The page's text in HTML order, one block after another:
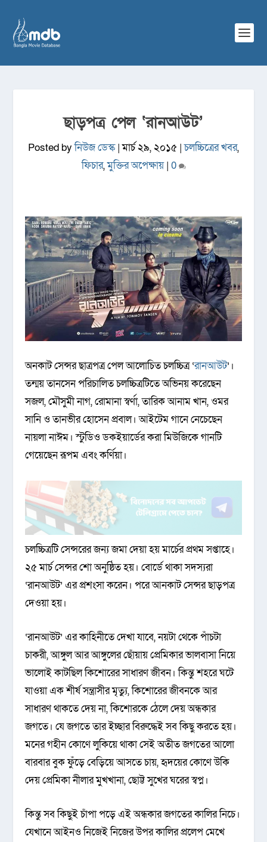
ছাড়পত্র পেল ‘রানআউট’
Posted byনিউজ ডেস্ক|মার্চ ২৯, ২০১৫ |চলচ্চিত্রের খবর,
ফিচার,মুক্তির অপেক্ষায়| 0
অনকাট সেন্সর ছাত্রপত্র পেল আলোচিত চলচ্চিত্র ‘রানআউট’।
তন্ময় তানসেন পরিচালিত চলচ্চিত্রটিতে অভিনয় করেছেন
সজল, মৌসুমী নাগ, রোমানা স্বর্ণা, তারিক আনাম খান, ওমর
সানি ও তানভীর হোসেন প্রবাল। আইটেম গানে নেচেছেন
নায়লা নাঈম। স্টুডিও ডকইয়ার্ডের করা মিউজিকে গানটি
গেয়েছেন রূপম এবং কর্ণিয়া।
চলচ্চিত্রটি সেন্সরের জন্য জমা দেয়া হয় মার্চের প্রথম সপ্তাহে।
২৫ মার্চ সেন্সর শো অনুষ্ঠিত হয়। বোর্ডে থাকা সদস্যরা
‘রানআউট’ এর প্রশংসা করেন। পরে আনকাট সেন্সর ছাড়পত্র
দেওয়া হয়।
‘রানআউট’ এর কাহিনীতে দেখা যাবে, নয়টা থেকে পাঁচটা
চাকরী, আঙ্গুল আর আঙ্গুলের ছোঁয়ায় প্রেমিকার ভালবাসা নিয়ে
ভালোই কাটছিল কিশোরের সাধারণ জীবন। কিন্তু শহরে ঘটে
যাওয়া এক শীর্ষ সন্ত্রাসীর মৃত্যু, কিশোরের জীবনকে আর
সাধারণ থাকতে দেয় না, কিশোরকে ঠেলে দেয় অন্ধকার
জগতে। যে জগতে তার ইচ্ছার বিরুদ্ধেই সব কিছু করতে হয়।
মনের গহীন কোণে লুকিয়ে থাকা সেই অতীত জগতের আলো
বারবার বুক ফুঁড়ে বেড়িয়ে আসতে চায়, হৃদয়ের কোণে উকি
দেয় প্রেমিকা নীলার মুখখানা, ছোট্ট সুখের ঘরের স্বপ্ন।
কিন্তু সব কিছুই চাঁপা পড়ে এই অন্ধকার জগতের কালির নিচে।
যেখানে আইনও নিজেই নিজের উপর কালির প্রলেপ মেখে